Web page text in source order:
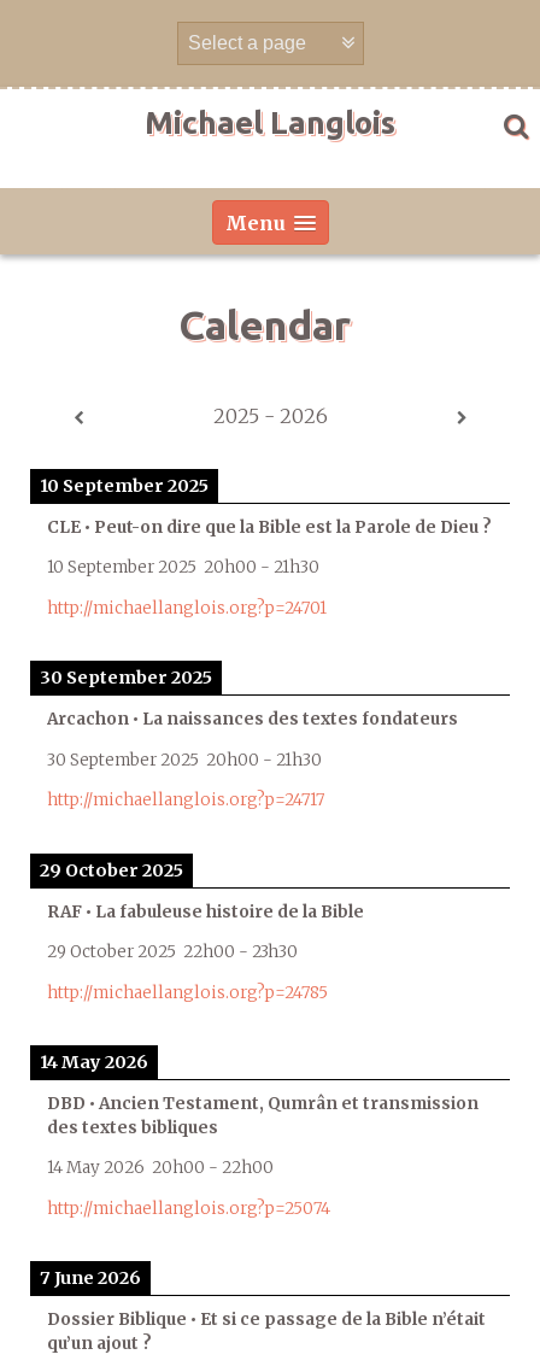
Michael Langlois
Menu
Calendar
2025 - 2026
10 September 2025
CLE • Peut-on dire que la Bible est la Parole de Dieu ?
10 September 2025 20h00 - 21h30
http://michaellanglois.org?p=24701
30 September 2025
Arcachon • La naissances des textes fondateurs
30 September 2025 20h00 - 21h30
http://michaellanglois.org?p=24717
29 October 2025
RAF • La fabuleuse histoire de la Bible
29 October 2025 22h00 - 23h30
http://michaellanglois.org?p=24785
14 May 2026
DBD • Ancien Testament, Qumrân et transmission
des textes bibliques
14 May 2026 20h00 - 22h00
http://michaellanglois.org?p=25074
7 June 2026
Dossier Biblique • Et si ce passage de la Bible n’était
qu’un ajout ?